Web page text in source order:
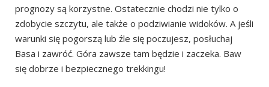
prognozy są korzystne. Ostatecznie chodzi nie tylko o
zdobycie szczytu, ale także o podziwianie widoków. A jeśli
warunki się pogorszą lub źle się poczujesz, posłuchaj
Basa i zawróć. Góra zawsze tam będzie i zaczeka. Baw
się dobrze i bezpiecznego trekkingu!